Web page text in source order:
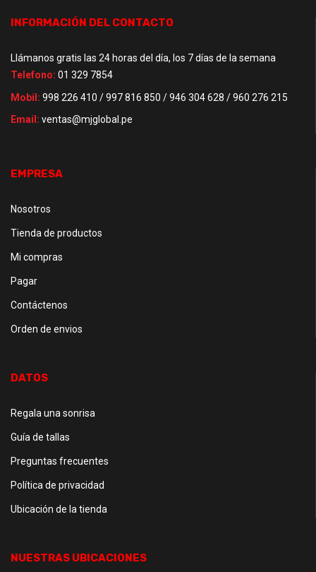
INFORMACIÓN DEL CONTACTO
Llámanos gratis las 24 horas del día, los 7 días de la semana
Telefono: 01 329 7854
Mobil: 998 226 410 / 997 816 850 / 946 304 628 / 960 276 215
Email: ventas@mjglobal.pe
EMPRESA
Nosotros
Tienda de productos
Mi compras
Pagar
Contáctenos
Orden de envios
DATOS
Regala una sonrisa
Guía de tallas
Preguntas frecuentes
Política de privacidad
Ubicación de la tienda
NUESTRAS UBICACIONES